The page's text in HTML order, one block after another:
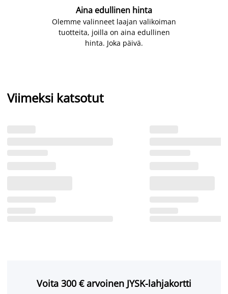
Aina edullinen hinta
Olemme valinneet laajan valikoiman
tuotteita, joilla on aina edullinen
hinta. Joka päivä.
Viimeksi katsotut
Voita 300 € arvoinen JYSK-lahjakortti